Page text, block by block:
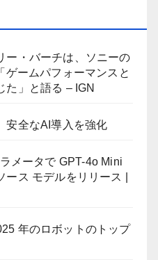
ー・バーチは、ソニーの
ゲームパフォーマンスと
た」と語る – IGN
安全なAI導入を強化
メータで GPT-4o Mini
ス モデルをリリース |
年のロボットのトップ